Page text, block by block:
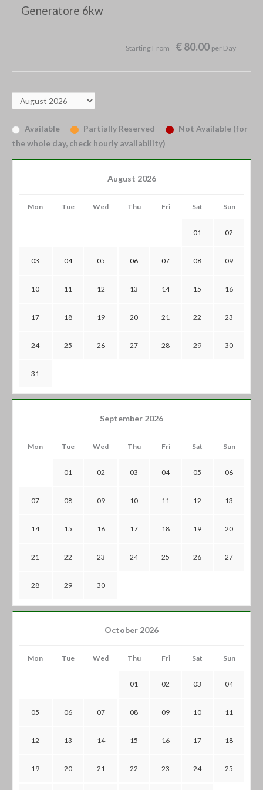
Generatore 6kw
Starting From € 80.00 per Day
Available Partially Reserved
Not Available (for
the whole day, check hourly availability)
August 2026
Mon Tue Wed Thu Fri Sat Sun
01 02
03 04 05 06 07 08 09
10 11 12 13 14 15 16
17 18 19 20 21 22 23
24 25 26 27 28 29 30
31
September 2026
Mon Tue Wed Thu Fri Sat Sun
01 02 03 04 05 06
07 08 09 10 11 12 13
14 15 16 17 18 19 20
21 22 23 24 25 26 27
28 29 30
October 2026
Mon Tue Wed Thu Fri Sat Sun
01 02 03 04
05 06 07 08 09 10 11
12 13 14 15 16 17 18
19 20 21 22 23 24 25